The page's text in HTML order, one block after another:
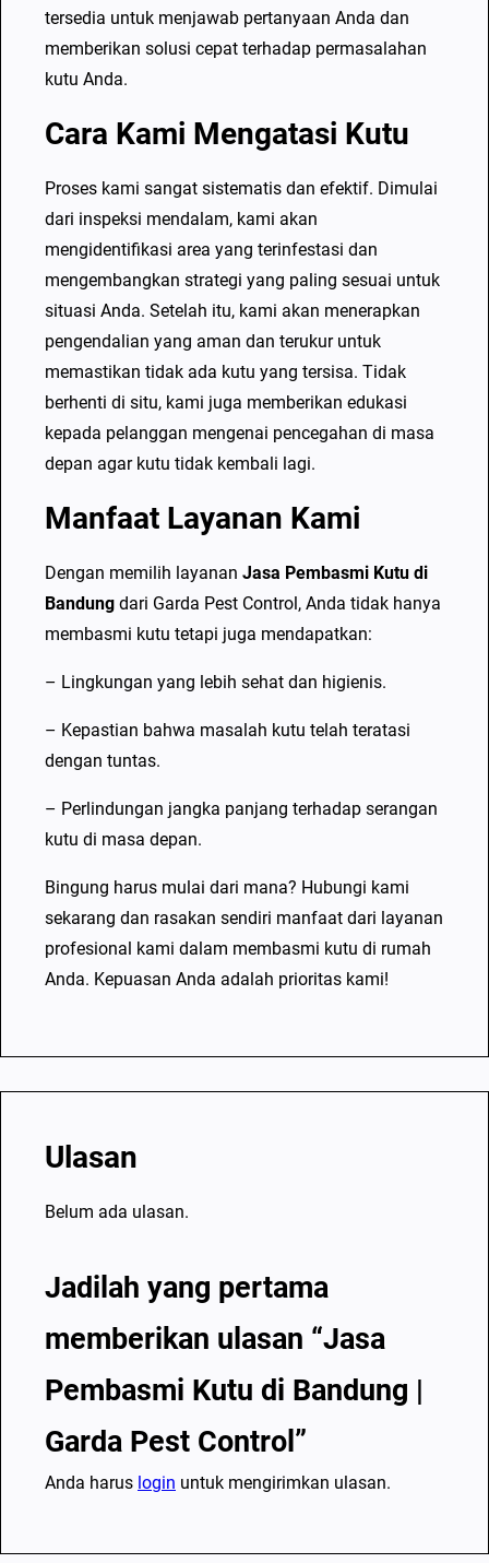
tersedia untuk menjawab pertanyaan Anda dan
memberikan solusi cepat terhadap permasalahan
kutu Anda.
Cara Kami Mengatasi Kutu
Proses kami sangat sistematis dan efektif. Dimulai
dari inspeksi mendalam, kami akan
mengidentifikasi area yang terinfestasi dan
mengembangkan strategi yang paling sesuai untuk
situasi Anda. Setelah itu, kami akan menerapkan
pengendalian yang aman dan terukur untuk
memastikan tidak ada kutu yang tersisa. Tidak
berhenti di situ, kami juga memberikan edukasi
kepada pelanggan mengenai pencegahan di masa
depan agar kutu tidak kembali lagi.
Manfaat Layanan Kami
Dengan memilih layanan Jasa Pembasmi Kutu di
Bandung dari Garda Pest Control, Anda tidak hanya
membasmi kutu tetapi juga mendapatkan:
– Lingkungan yang lebih sehat dan higienis.
– Kepastian bahwa masalah kutu telah teratasi
dengan tuntas.
– Perlindungan jangka panjang terhadap serangan
kutu di masa depan.
Bingung harus mulai dari mana? Hubungi kami
sekarang dan rasakan sendiri manfaat dari layanan
profesional kami dalam membasmi kutu di rumah
Anda. Kepuasan Anda adalah prioritas kami!
Ulasan
Belum ada ulasan.
Jadilah yang pertama
memberikan ulasan “Jasa
Pembasmi Kutu di Bandung |
Garda Pest Control”
Anda harus login untuk mengirimkan ulasan.